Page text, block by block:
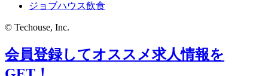
ジョブハウス飲食
© Techouse, Inc.
会員登録してオススメ求人情報を